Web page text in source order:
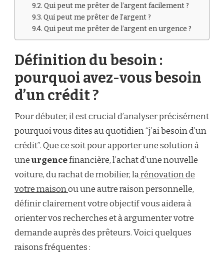
Qui peut me prêter de l’argent facilement ?
Qui peut me prêter de l’argent ?
Qui peut me prêter de l’argent en urgence ?
Définition du besoin :
pourquoi avez-vous besoin
d’un crédit ?
Pour débuter, il est crucial d’analyser précisément
pourquoi vous dites au quotidien “j’ai besoin d’un
crédit”. Que ce soit pour apporter une solution à
uneurgencefinancière, l’achat d’une nouvelle
voiture, du rachat de mobilier, larénovation de
votre maisonou une autre raison personnelle,
définir clairement votre objectif vous aidera à
orienter vos recherches et à argumenter votre
demande auprès des prêteurs. Voici quelques
raisons fréquentes :